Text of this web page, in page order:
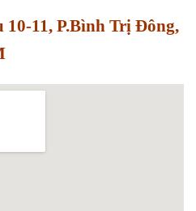
10-11, P.Bình Trị Đông,